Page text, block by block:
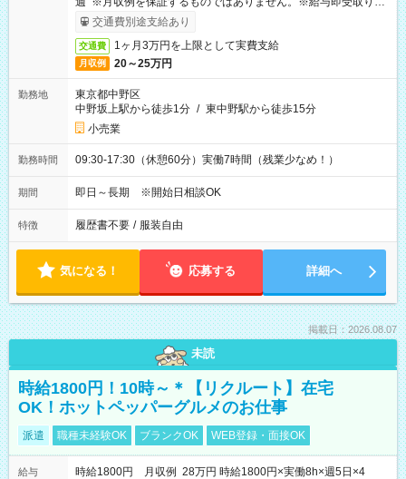
ービス利用可（利用条件有）
交通費別途支給あり
交通費 1ヶ月3万円を上限として実費支給
月収例 20～25万円
勤務地
東京都中野区
中野坂上駅から徒歩1分 / 東中野駅から徒歩15分
小売業
勤務時間 09:30-17:30（休憩60分）実働7時間（残業少なめ！）
期間 即日～長期 ※開始日相談OK
特徴 履歴書不要 / 服装自由
気になる！ 応募する 詳細へ
掲載日：2026.08.07
未読
時給1800円！10時～＊【リクルート】在宅
OK！ホットペッパーグルメのお仕事
派遣 職種未経験OK ブランクOK WEB登録・面接OK
給与
時給1800円 月収例 28万円 時給1800円×実働8h×週5日×4